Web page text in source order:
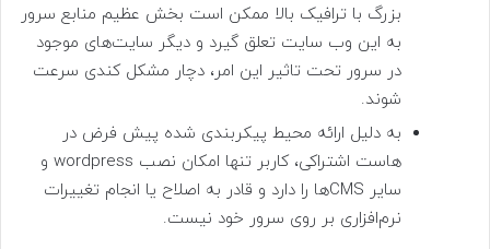
بزرگ با ترافیک بالا ممکن است بخش عظیم منابع سرور
به این وب سایت تعلق گیرد و دیگر سایت‌های موجود
در سرور تحت تاثیر این امر، دچار مشکل کندی سرعت
شوند.
به دلیل ارائه محیط پیکربندی شده پیش فرض در
هاست اشتراکی، کاربر تنها امکان نصب wordpress و
سایر CMSها را دارد و قادر به اصلاح یا انجام تغییرات
نرم‌افزاری بر روی سرور خود نیست.